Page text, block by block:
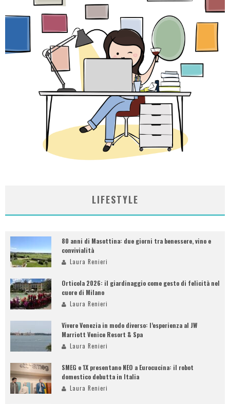
LIFESTYLE
80 anni di Masottina: due giorni tra benessere, vino e
convivialità
Laura Renieri
Orticola 2026: il giardinaggio come gesto di felicità nel
cuore di Milano
Laura Renieri
Vivere Venezia in modo diverso: l’esperienza al JW
Marriott Venice Resort & Spa
Laura Renieri
SMEG e 1X presentano NEO a Eurocucina: il robot
domestico debutta in Italia
Laura Renieri